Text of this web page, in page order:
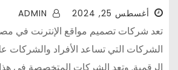
أغسطس 25, 2024
تعد شركات تصميم مواقع الإنترنت في
الشركات التي تساعد الأفراد والشركات